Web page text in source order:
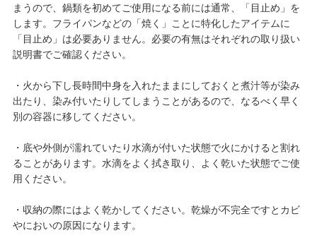
まうので、鍋類を初めてご使用になる前には通常、「目止め」を
します。フライパンなどの「焼く」ことに特化したアイテムに
「目止め」は必要ありません。必要の有無はそれぞれの取り扱い
説明書でご確認ください。
・火から下し長時間中身を入れたままにしておくと煮汁等が染み
出たり、染み付いたりしてしまうことがあるので、なるべく早く
別の容器に移してください。
・底や外側が濡れていたり水滴が付いた状態で火にかけると割れ
ることがあります。水滴をよく拭き取り、よく乾いた状態でご使
用ください。
・収納の際にはよく乾かしてください。乾燥が不完全ですとカビ
やにおいの原因になります。